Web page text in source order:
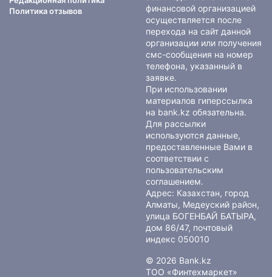
Политика отзывов
финансовой организацией
осуществляется после
перехода на сайт данной
организации или получения
смс-сообщения на номер
телефона, указанный в
заявке.
При использовании
материалов гиперссылка
на bank.kz обязательна.
Для рассылки
используются данные,
предоставленные Вами в
соответствии с
пользовательским
соглашением.
Адрес: Казахстан, город
Алматы, Медеуский район,
улица БОГЕНБАЙ БАТЫРА,
дом 86/47, почтовый
индекс 050010
© 2026 Bank.kz
ТОО «Финтехмаркет»